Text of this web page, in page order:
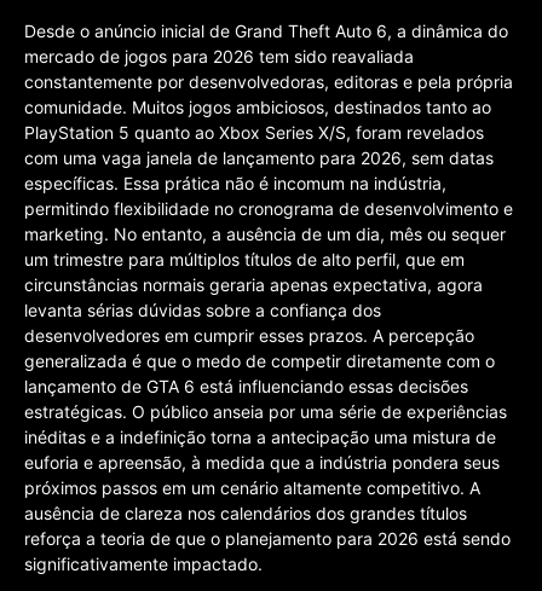
Desde o anúncio inicial de Grand Theft Auto 6, a dinâmica do
mercado de jogos para 2026 tem sido reavaliada
constantemente por desenvolvedoras, editoras e pela própria
comunidade. Muitos jogos ambiciosos, destinados tanto ao
PlayStation 5 quanto ao Xbox Series X/S, foram revelados
com uma vaga janela de lançamento para 2026, sem datas
específicas. Essa prática não é incomum na indústria,
permitindo flexibilidade no cronograma de desenvolvimento e
marketing. No entanto, a ausência de um dia, mês ou sequer
um trimestre para múltiplos títulos de alto perfil, que em
circunstâncias normais geraria apenas expectativa, agora
levanta sérias dúvidas sobre a confiança dos
desenvolvedores em cumprir esses prazos. A percepção
generalizada é que o medo de competir diretamente com o
lançamento de GTA 6 está influenciando essas decisões
estratégicas. O público anseia por uma série de experiências
inéditas e a indefinição torna a antecipação uma mistura de
euforia e apreensão, à medida que a indústria pondera seus
próximos passos em um cenário altamente competitivo. A
ausência de clareza nos calendários dos grandes títulos
reforça a teoria de que o planejamento para 2026 está sendo
significativamente impactado.